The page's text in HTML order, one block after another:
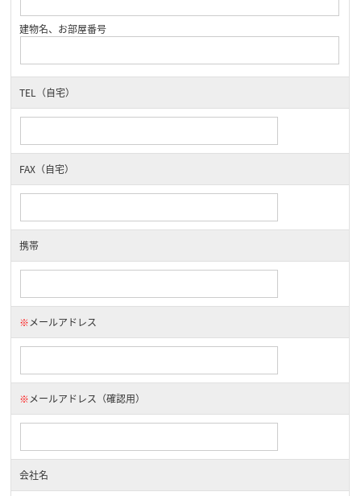
建物名、お部屋番号
TEL（自宅）
FAX（自宅）
携帯
※メールアドレス
※メールアドレス（確認用）
会社名